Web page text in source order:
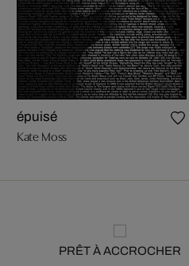
épuisé
Kate Moss
PRÊT À ACCROCHER